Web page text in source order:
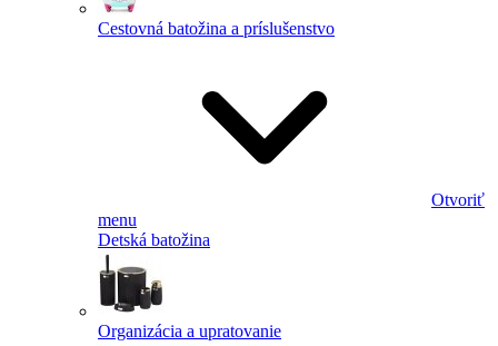
Cestovná batožina a príslušenstvo
Otvoriť
menu
Detská batožina
Organizácia a upratovanie